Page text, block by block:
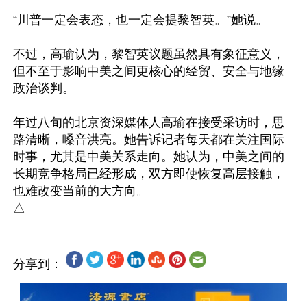
“川普一定会表态，也一定会提黎智英。”她说。
不过，高瑜认为，黎智英议题虽然具有象征意义，
但不至于影响中美之间更核心的经贸、安全与地缘
政治谈判。
年过八旬的北京资深媒体人高瑜在接受采访时，思
路清晰，嗓音洪亮。她告诉记者每天都在关注国际
时事，尤其是中美关系走向。她认为，中美之间的
长期竞争格局已经形成，双方即使恢复高层接触，
也难改变当前的大方向。
分享到：